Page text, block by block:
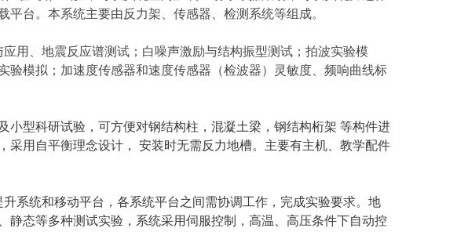
台。本系统主要由反力架、传感器、检测系统等组成。
用、地震反应谱测试；白噪声激励与结构振型测试；拍波实验模
验模拟；加速度传感器和速度传感器（检波器）灵敏度、频响曲线标
型科研试验，可方便对钢结构柱，混凝土梁，钢结构桁架 等构件进
采用自平衡理念设计，
安装时无需反力地槽。主要有主机、教学配件
系统和移动平台，各系统平台之间需协调工作，完成实验要求。地
静态等多种测试实验，系统采用伺服控制，高温、高压条件下自动控